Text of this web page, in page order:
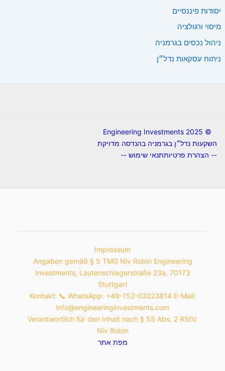
יסודות פיננסיים
מיסוי ורגולציה
ניהול נכסים בגרמניה
ניתוח עסקאות נדל״ן
© 2025 Engineering Investments
השקעות נדל״ן בגרמניה בהנדסה מדויקת
-- הצהרת פרטיותתנאי שימוש --
Impressum
Angaben gemäß § 5 TMG Niv Robin Engineering
Investments, Lautenschlagerstraße 23a, 70173
Stuttgart
Kontakt: 📞 WhatsApp: +49-152-03223814 E-Mail:
Info@engineeringinvestments.com
Verantwortlich für den Inhalt nach § 55 Abs. 2 RStV:
Niv Robin
מפת אתר